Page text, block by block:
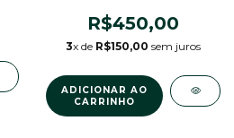
R$450,00
3x de R$150,00 sem juros